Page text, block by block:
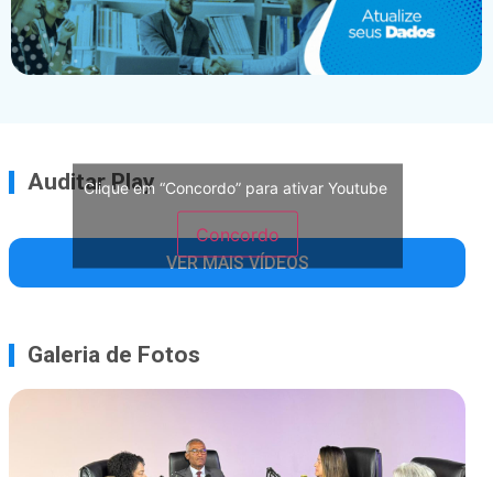
Auditar Play
Clique em “Concordo” para ativar Youtube
Concordo
VER MAIS VÍDEOS
Galeria de Fotos